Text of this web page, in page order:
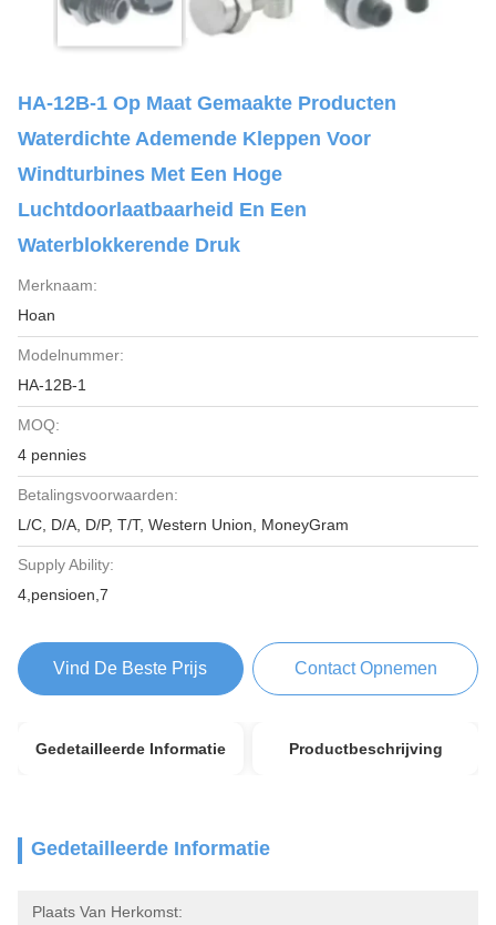
HA-12B-1 Op Maat Gemaakte Producten
Waterdichte Ademende Kleppen Voor
Windturbines Met Een Hoge
Luchtdoorlaatbaarheid En Een
Waterblokkerende Druk
Merknaam:
Hoan
Modelnummer:
HA-12B-1
MOQ:
4 pennies
Betalingsvoorwaarden:
L/C, D/A, D/P, T/T, Western Union, MoneyGram
Supply Ability:
4,pensioen,7
Vind De Beste Prijs Contact Opnemen
Gedetailleerde Informatie Productbeschrijving
Gedetailleerde Informatie
Plaats Van Herkomst: